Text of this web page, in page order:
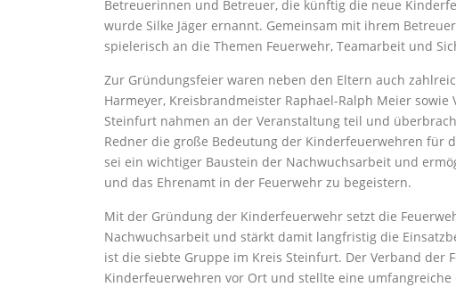
Betreuerinnen und Betreuer, die künftig die neue
wurde Silke Jäger ernannt. Gemeinsam mit ihrem
spielerisch an die Themen Feuerwehr, Teamarbeit und
Zur Gründungsfeier waren neben den Eltern auch
Harmeyer, Kreisbrandmeister Raphael-Ralph Meier
Steinfurt nahmen an der Veranstaltung teil und
Redner die große Bedeutung der Kinderfeuerwehren für
sei ein wichtiger Baustein der Nachwuchsarbeit und
und das Ehrenamt in der Feuerwehr zu begeistern.
Mit der Gründung der Kinderfeuerwehr setzt die
Nachwuchsarbeit und stärkt damit langfristig die
ist die siebte Gruppe im Kreis Steinfurt. Der Verband der
Kinderfeuerwehren vor Ort und stellte eine